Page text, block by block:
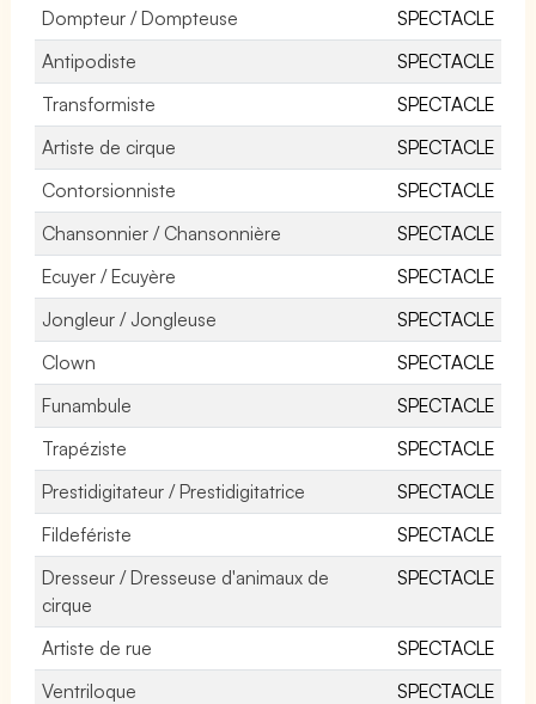
Dompteur / Dompteuse
SPECTACLE
Antipodiste
SPECTACLE
Transformiste
SPECTACLE
Artiste de cirque
SPECTACLE
Contorsionniste
SPECTACLE
Chansonnier / Chansonnière
SPECTACLE
Ecuyer / Ecuyère
SPECTACLE
Jongleur / Jongleuse
SPECTACLE
Clown
SPECTACLE
Funambule
SPECTACLE
Trapéziste
SPECTACLE
Prestidigitateur / Prestidigitatrice
SPECTACLE
Fildefériste
SPECTACLE
Dresseur / Dresseuse d'animaux de
cirque
SPECTACLE
Artiste de rue
SPECTACLE
Ventriloque
SPECTACLE